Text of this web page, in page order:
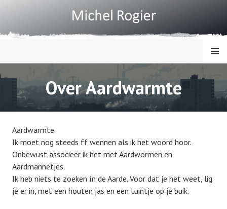
inhoud
MICHEL ROGIER
MENU
Over Aardwarmte
Aardwarmte
Ik moet nog steeds ff wennen als ik het woord hoor.
Onbewust associeer ik het met Aardwormen en
Aardmannetjes.
Ik heb niets te zoeken ín de Aarde. Voor dat je het weet, lig
je er in, met een houten jas en een tuintje op je buik.